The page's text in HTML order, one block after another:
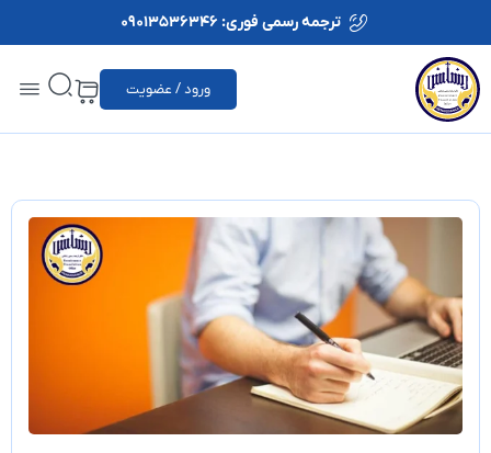
ترجمه رسمی فوری: 09013536346
ورود / عضویت